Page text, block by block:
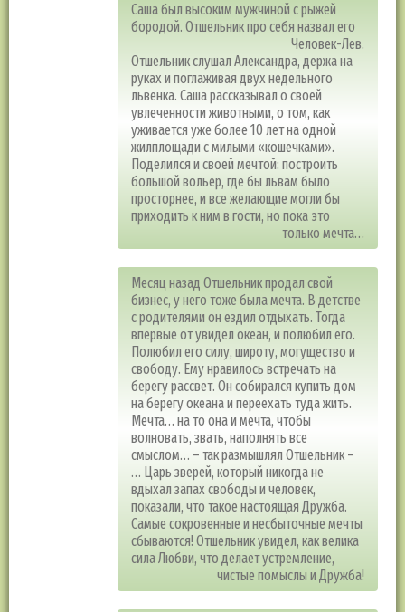
Саша был высоким мужчиной с рыжей
бородой. Отшельник про себя назвал его
Человек-Лев.
Отшельник слушал Александра, держа на
руках и поглаживая двух недельного
львенка. Саша рассказывал о своей
увлеченности животными, о том, как
уживается уже более 10 лет на одной
жилплощади с милыми «кошечками».
Поделился и своей мечтой: построить
большой вольер, где бы львам было
просторнее, и все желающие могли бы
приходить к ним в гости, но пока это
только мечта…
Месяц назад Отшельник продал свой
бизнес, у него тоже была мечта. В детстве
с родителями он ездил отдыхать. Тогда
впервые от увидел океан, и полюбил его.
Полюбил его силу, широту, могущество и
свободу. Ему нравилось встречать на
берегу рассвет. Он собирался купить дом
на берегу океана и переехать туда жить.
Мечта… на то она и мечта, чтобы
волновать, звать, наполнять все
смыслом… – так размышлял Отшельник –
… Царь зверей, который никогда не
вдыхал запах свободы и человек,
показали, что такое настоящая Дружба.
Самые сокровенные и несбыточные мечты
сбываются! Отшельник увидел, как велика
сила Любви, что делает устремление,
чистые помыслы и Дружба!